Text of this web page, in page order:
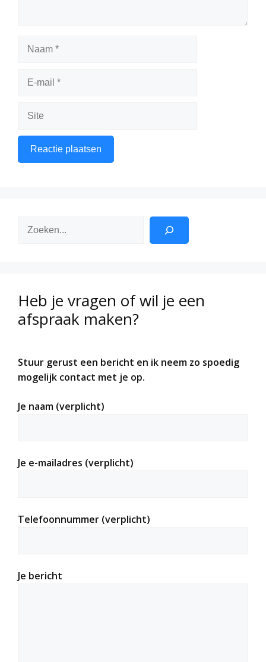
Naam
Site
Zoeken
Heb je vragen of wil je een
afspraak maken?
Stuur gerust een bericht en ik neem zo spoedig
mogelijk contact met je op.
Je naam (verplicht)
Je e-mailadres (verplicht)
Telefoonnummer (verplicht)
Je bericht